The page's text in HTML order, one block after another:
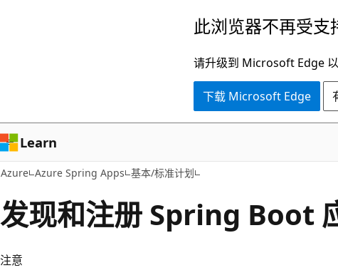
容
此浏览器不再受支
请升级到 Microsoft Edge
下载 Microsoft Edge
Learn
Azure Azure Spring Apps 基本/标准计划
发现和注册 Spring Boot
注意